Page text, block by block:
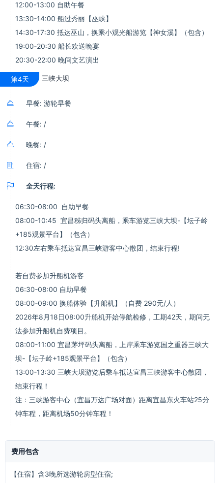
12:00-13:00 自助午餐
13:30-14:00 船过秀丽【巫峡】
14:30-17:30 抵达巫山，换乘小观光船游览【神女溪】（包含）
19:00-20:30 船长欢送晚宴
20:30-22:00 晚间文艺演出
第4天 三峡大坝
 早餐: 游轮早餐
 午餐: /
 晚餐: /
 住宿: /
 全天行程:
06:30-08:00 自助早餐
08:00-10:45 宜昌秭归码头离船，乘车游览三峡大坝-【坛子岭
+185观景平台】（包含）
12:30左右乘车抵达宜昌三峡游客中心散团，结束行程!
若自费参加升船机游客
06:30-08:00 自助早餐
08:00-09:00 换船体验【升船机】（自费 290元/人）
2026年8月18日08:00升船机开始停航检修，工期42天，期间无
法参加升船机自费项目。
08:00-11:00 宜昌茅坪码头离船，上岸乘车游览国之重器三峡大
坝-【坛子岭+185观景平台】（包含）
13:00-13:30 三峡大坝游览后乘车抵达宜昌三峡游客中心散团，
结束行程！
注：三峡游客中心（宜昌万达广场对面）距离宜昌东火车站25分
钟车程，距离机场50分钟车程！
费用包含
【住宿】含3晚所选游轮房型住宿;